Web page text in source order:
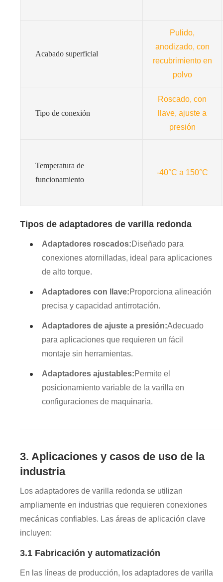
Acabado superficial
Pulido,
anodizado, con
recubrimiento en
polvo
Tipo de conexión
Roscado, con
llave, ajuste a
presión
Temperatura de
funcionamiento
-40°C a 150°C
Tipos de adaptadores de varilla redonda
Adaptadores roscados:Diseñado para
conexiones atornilladas, ideal para aplicaciones
de alto torque.
Adaptadores con llave:Proporciona alineación
precisa y capacidad antirrotación.
Adaptadores de ajuste a presión:Adecuado
para aplicaciones que requieren un fácil
montaje sin herramientas.
Adaptadores ajustables:Permite el
posicionamiento variable de la varilla en
configuraciones de maquinaria.
3. Aplicaciones y casos de uso de la
industria
Los adaptadores de varilla redonda se utilizan
ampliamente en industrias que requieren conexiones
mecánicas confiables. Las áreas de aplicación clave
incluyen:
3.1 Fabricación y automatización
En las líneas de producción, los adaptadores de varilla